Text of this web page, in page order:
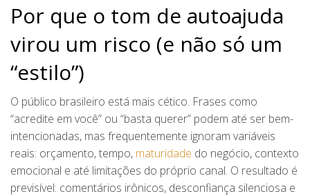
Por que o tom de autoajuda
virou um risco (e não só um
“estilo”)
O público brasileiro está mais cético. Frases como
“acredite em você” ou “basta querer” podem até ser bem-
intencionadas, mas frequentemente ignoram variáveis
reais: orçamento, tempo, maturidade do negócio, contexto
emocional e até limitações do próprio canal. O resultado é
previsível: comentários irônicos, desconfiança silenciosa e